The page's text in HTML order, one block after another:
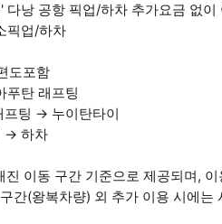
다낭 공항 픽업/하차 추가요금 없이
픽업/하차
도포함
탄 래프팅
프팅 → 누이탄타이
→ 하차
진 이동 구간 기준으로 제공되며,
간(왕복차량) 외 추가 이용 시에는